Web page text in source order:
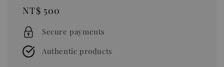
Regular
price
NT$ 500
Secure payments
Authentic products